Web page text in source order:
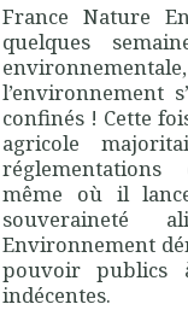
France Nature
quelques
l’environnement
confinés ! Cette
agricole
même où il
souveraineté
Environnement
pouvoir publics
indécentes.